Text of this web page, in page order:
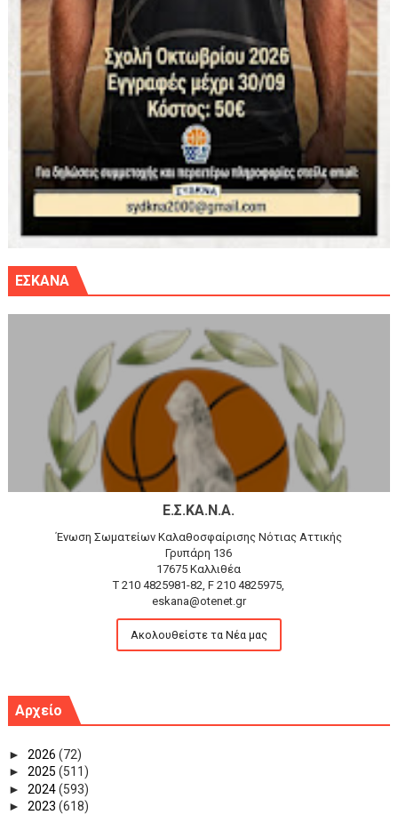
ΕΣΚΑΝΑ
Ε.Σ.ΚΑ.Ν.Α.
Ένωση Σωματείων Καλαθοσφαίρισης Νότιας Αττικής
Γρυπάρη 136
17675 Καλλιθέα
T 210 4825981-82, F 210 4825975,
eskana@otenet.gr
Ακολουθείστε τα Νέα μας
Αρχείο
► 2026 (72)
► 2025 (511)
► 2024(593)
► 2023 (618)